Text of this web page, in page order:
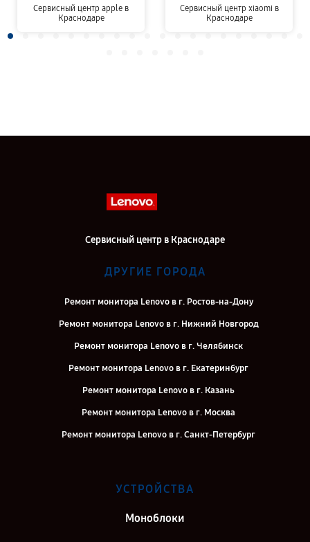
Сервисный центр apple в
Краснодаре
Сервисный центр xiaomi в
Краснодаре
Сервисный центр в Краснодаре
ДРУГИЕ ГОРОДА
Ремонт монитора Lenovo в г. Ростов-на-Дону
Ремонт монитора Lenovo в г. Нижний Новгород
Ремонт монитора Lenovo в г. Челябинск
Ремонт монитора Lenovo в г. Екатеринбург
Ремонт монитора Lenovo в г. Казань
Ремонт монитора Lenovo в г. Москва
Ремонт монитора Lenovo в г. Санкт-Петербург
УСТРОЙСТВА
Моноблоки